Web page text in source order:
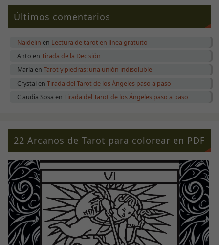
Últimos comentarios
Naidelin en Lectura de tarot en línea gratuito
Anto enTirada de la Decisión
María enTarot y piedras: una unión indisoluble
Crystal enTirada del Tarot de los Ángeles paso a paso
Claudia Sosa enTirada del Tarot de los Ángeles paso a paso
22 Arcanos de Tarot para colorear en PDF